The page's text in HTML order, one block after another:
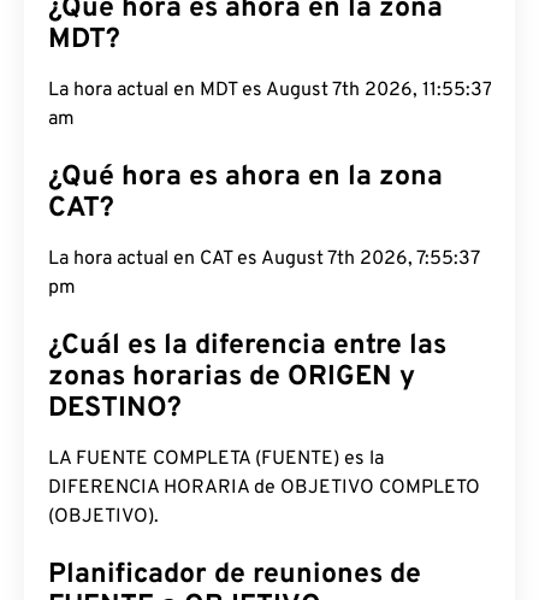
¿Qué hora es ahora en la zona
MDT?
La hora actual en MDT es August 7th 2026, 11:55:37
am
¿Qué hora es ahora en la zona
CAT?
La hora actual en CAT es August 7th 2026, 7:55:37
pm
¿Cuál es la diferencia entre las
zonas horarias de ORIGEN y
DESTINO?
LA FUENTE COMPLETA (FUENTE) es la
DIFERENCIA HORARIA de OBJETIVO COMPLETO
(OBJETIVO).
Planificador de reuniones de